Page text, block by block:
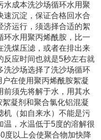
水成本洗沙场循环水用聚
速沉淀，保证合格回水合
济运行，须选择合适的絮
环水用聚丙烯酰胺，比一
洗煤压滤，或者在排出来
反应时间也就是5秒左右就
洗沙场选择了洗沙场循环
在使用聚丙烯酰胺絮凝
前须先将解于水，用其水
凝剂和聚合氯化铝混凝
机（如自来水）不能是污
温，水温低于5度的溶解很
度以上会使聚合物加快降